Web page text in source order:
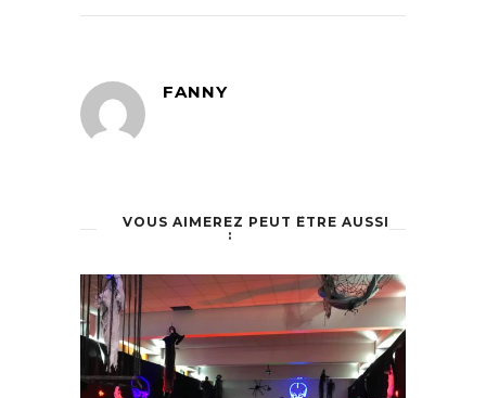
FANNY
VOUS AIMEREZ PEUT ÊTRE AUSSI
: